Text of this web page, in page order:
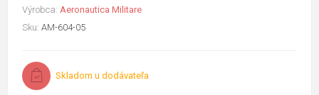
Výrobca: Aeronautica Militare
Sku: AM-604-05
Skladom u dodávateľa